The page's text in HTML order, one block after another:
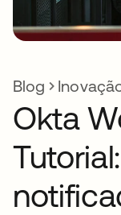
Blog
Okta